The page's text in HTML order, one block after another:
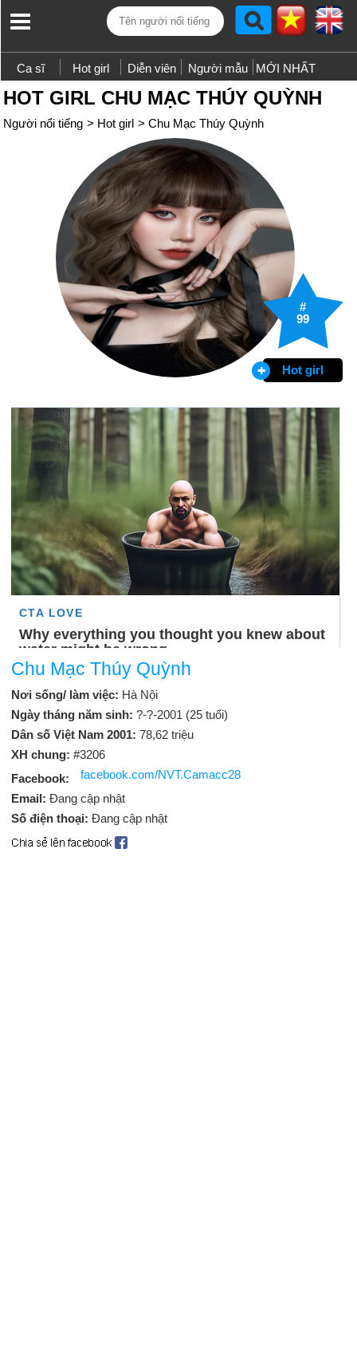
Ca sĩ Hot girl Diễn viên Người mẫu MỚI NHẤT
HOT GIRL CHU MẠC THÚY QUỲNH
Người nổi tiếng > Hot girl > Chu Mạc Thúy Quỳnh
#
99
Hot girl
Chu Mạc Thúy Quỳnh
Nơi sống/ làm việc: Hà Nội
Ngày tháng năm sinh: ?-?-2001 (25 tuổi)
Dân số Việt Nam 2001: 78,62 triệu
XH chung: #3206
Facebook:
facebook.com/NVT.Camacc28
Email: Đang cập nhật
Số điện thoại: Đang cập nhật